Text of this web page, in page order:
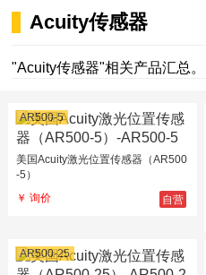
Acuity传感器
"Acuity传感器"相关产品汇总。
美国Acuity激光位置传感器（AR500
-5）
￥ 询价
自营
AR500-5
AR500-25